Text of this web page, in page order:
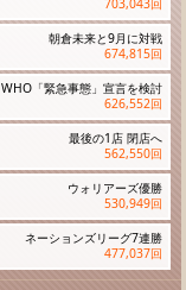
朝倉未来と9月に対戦
674,815回
WHO「緊急事態」宣言を検討
626,552回
最後の1店 閉店へ
562,550回
ウォリアーズ優勝
530,949回
ネーションズリーグ7連勝
477,037回